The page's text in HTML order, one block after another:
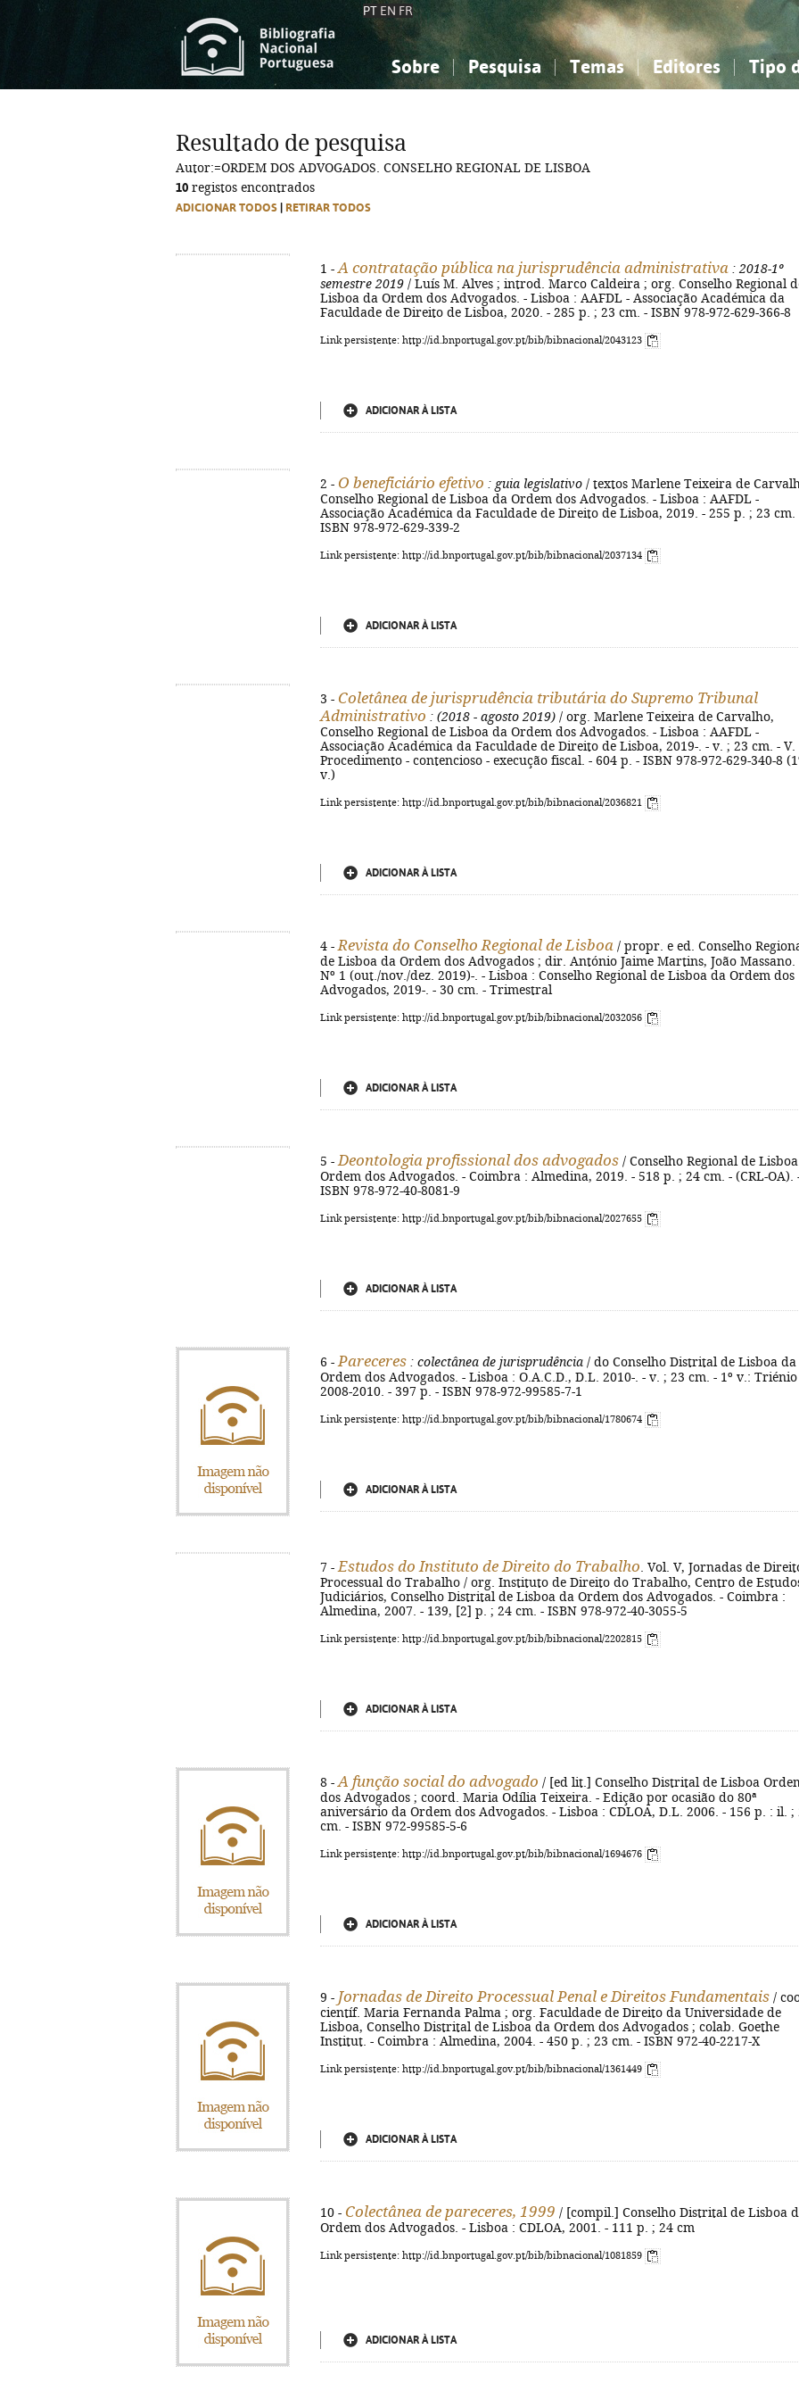
PT EN FR
Sobre Pesquisa Temas
Ciências sociais...
Editores Tipo
Ciências sociais...
Resultado de pesquisa
Autor:=ORDEM DOS ADVOGADOS. CONSELHO REGIONAL DE LISBOA
10 registos encontrados
ADICIONAR TODOS RETIRAR TODOS
1 - A contratação pública na jurisprudência administrativa : 2018-1º
semestre 2019 / Luís M. Alves ; introd. Marco Caldeira ; org. Conselho Regional
Lisboa da Ordem dos Advogados. - Lisboa : AAFDL - Associação Académica da
Faculdade de Direito de Lisboa, 2020. - 285 p. ; 23 cm. - ISBN 978-972-629-366-8
Link persistente: http://id.bnportugal.gov.pt/bib/bibnacional/2043123
ADICIONAR À LISTA
2 - O beneficiário efetivo : guia legislativo / textos Marlene Teixeira de
Conselho Regional de Lisboa da Ordem dos Advogados. - Lisboa : AAFDL -
Associação Académica da Faculdade de Direito de Lisboa, 2019. - 255 p. ; 23 cm.
ISBN 978-972-629-339-2
Link persistente: http://id.bnportugal.gov.pt/bib/bibnacional/2037134
ADICIONAR À LISTA
3 - Coletânea de jurisprudência tributária do Supremo Tribunal
Administrativo : (2018 - agosto 2019) / org. Marlene Teixeira de Carvalho,
Conselho Regional de Lisboa da Ordem dos Advogados. - Lisboa : AAFDL -
Associação Académica da Faculdade de Direito de Lisboa, 2019-. - v. ; 23 cm. - V.
Procedimento - contencioso - execução fiscal. - 604 p. - ISBN 978-972-629-340-8
v.)
Link persistente: http://id.bnportugal.gov.pt/bib/bibnacional/2036821
ADICIONAR À LISTA
4 - Revista do Conselho Regional de Lisboa / propr. e ed. Conselho
de Lisboa da Ordem dos Advogados ; dir. António Jaime Martins, João Massano.
Nº 1 (out./nov./dez. 2019)-. - Lisboa : Conselho Regional de Lisboa da Ordem dos
Advogados, 2019-. - 30 cm. - Trimestral
Link persistente: http://id.bnportugal.gov.pt/bib/bibnacional/2032056
ADICIONAR À LISTA
5 - Deontologia profissional dos advogados / Conselho Regional de
Ordem dos Advogados. - Coimbra : Almedina, 2019. - 518 p. ; 24 cm. - (CRL-OA).
ISBN 978-972-40-8081-9
Link persistente: http://id.bnportugal.gov.pt/bib/bibnacional/2027655
ADICIONAR À LISTA
6 - Pareceres : colectânea de jurisprudência / do Conselho Distrital de Lisboa da
Ordem dos Advogados. - Lisboa : O.A.C.D., D.L. 2010-. - v. ; 23 cm. - 1º v.: Triénio
2008-2010. - 397 p. - ISBN 978-972-99585-7-1
Link persistente: http://id.bnportugal.gov.pt/bib/bibnacional/1780674
ADICIONAR À LISTA
7 - Estudos do Instituto de Direito do Trabalho . Vol. V, Jornadas de
Processual do Trabalho / org. Instituto de Direito do Trabalho, Centro de
Judiciários, Conselho Distrital de Lisboa da Ordem dos Advogados. - Coimbra :
Almedina, 2007. - 139, [2] p. ; 24 cm. - ISBN 978-972-40-3055-5
Link persistente: http://id.bnportugal.gov.pt/bib/bibnacional/2202815
ADICIONAR À LISTA
8 - A função social do advogado / [ed lit.] Conselho Distrital de Lisboa
dos Advogados ; coord. Maria Odília Teixeira. - Edição por ocasião do 80ª
aniversário da Ordem dos Advogados. - Lisboa : CDLOA, D.L. 2006. - 156 p. : il. ;
cm. - ISBN 972-99585-5-6
Link persistente: http://id.bnportugal.gov.pt/bib/bibnacional/1694676
ADICIONAR À LISTA
9 - Jornadas de Direito Processual Penal e Direitos Fundamentais /
científ. Maria Fernanda Palma ; org. Faculdade de Direito da Universidade de
Lisboa, Conselho Distrital de Lisboa da Ordem dos Advogados ; colab. Goethe
Institut. - Coimbra : Almedina, 2004. - 450 p. ; 23 cm. - ISBN 972-40-2217-X
Link persistente: http://id.bnportugal.gov.pt/bib/bibnacional/1361449
ADICIONAR À LISTA
10 - Colectânea de pareceres, 1999 / [compil.] Conselho Distrital de Lisboa
Ordem dos Advogados. - Lisboa : CDLOA, 2001. - 111 p. ; 24 cm
Link persistente: http://id.bnportugal.gov.pt/bib/bibnacional/1081859
ADICIONAR À LISTA